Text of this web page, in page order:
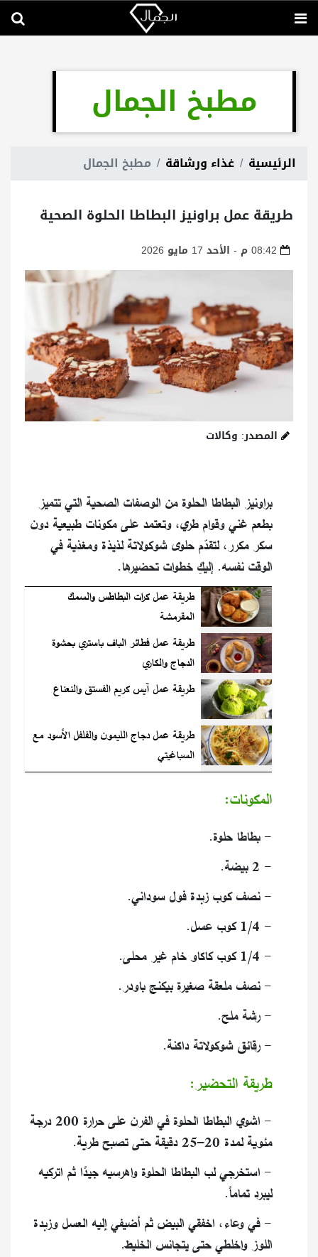
مطبخ الجمال
الرئيسية غذاء ورشاقة مطبخ الجمال
طريقة عمل براونيز البطاطا الحلوة الصحية
المصدر: وكالات
براونيز البطاطا الحلوة من الوصفات الصحية التي تتميز
بطعم غني وقوام طري، وتعتمد على مكونات طبيعية دون
سكر مكرر، لتقدّم حلوى شوكولاتة لذيذة ومغذية في
الوقت نفسه. إليكِ خطوات تحضيرها.
طريقة عمل كرات البطاطس والسمك
المقرمشة
طريقة عمل فطائر الباف باستري بحشوة
الدجاج والكاري
طريقة عمل آيس كريم الفستق والنعناع
طريقة عمل دجاج الليمون والفلفل الأسود مع
السباغيتي
المكونات:
- بطاطا حلوة.
- 2 بيضة.
- نصف كوب زبدة فول سوداني.
- 1/4 كوب عسل.
- 1/4 كوب كاكاو خام غير محلى.
- نصف ملعقة صغيرة بيكنج باودر.
- رشة ملح.
- رقائق شوكولاتة داكنة.
طريقة التحضير:
- اشوي البطاطا الحلوة في الفرن على حرارة 200 درجة
مئوية لمدة 20–25 دقيقة حتى تصبح طرية.
- استخرجي لب البطاطا الحلوة واهرسيه جيدًا ثم اتركيه
ليبرد تماماً.
- في وعاء، اخفقي البيض ثم أضيفي إليه العسل وزبدة
اللوز واخلطي حتى يتجانس الخليط.